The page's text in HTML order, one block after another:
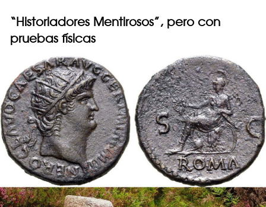
“Historiadores Mentirosos”, pero con
pruebas físicas